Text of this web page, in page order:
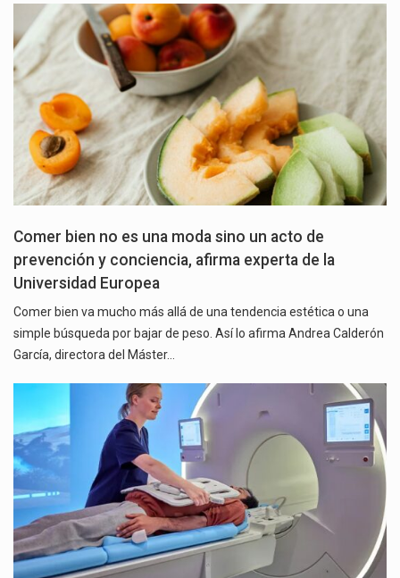
Comer bien no es una moda sino un acto de
prevención y conciencia, afirma experta de la
Universidad Europea
Comer bien va mucho más allá de una tendencia estética o una
simple búsqueda por bajar de peso. Así lo afirma Andrea Calderón
García, directora del Máster…